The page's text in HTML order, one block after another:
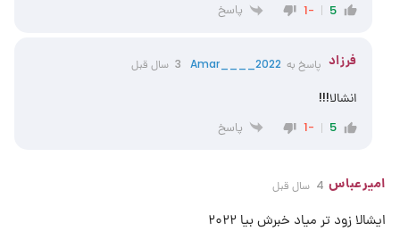
5
-1 پاسخ
فرزاد پاسخ به Amar____2022 3 سال قبل
انشالا!!!
5
-1 پاسخ
امیرعباس 4 سال قبل
ایشالا زود تر میاد خبرش بیا ۲۰۲۲